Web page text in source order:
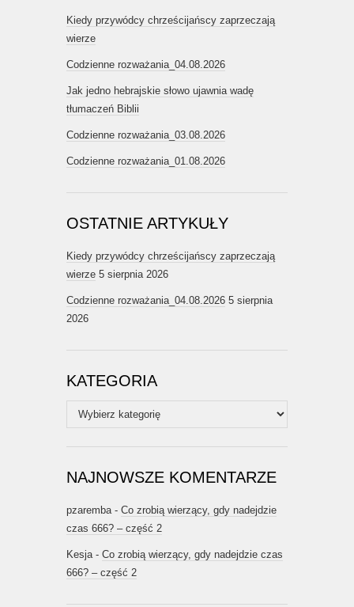
Kiedy przywódcy chrześcijańscy zaprzeczają
wierze
Codzienne rozważania_04.08.2026
Jak jedno hebrajskie słowo ujawnia wadę
tłumaczeń Biblii
Codzienne rozważania_03.08.2026
Codzienne rozważania_01.08.2026
OSTATNIE ARTYKUŁY
Kiedy przywódcy chrześcijańscy zaprzeczają
wierze 5 sierpnia 2026
Codzienne rozważania_04.08.2026 5 sierpnia
2026
KATEGORIA
Kategoria
NAJNOWSZE KOMENTARZE
pzaremba - Co zrobią wierzący, gdy nadejdzie
czas 666? – część 2
Kesja - Co zrobią wierzący, gdy nadejdzie czas
666? – część 2